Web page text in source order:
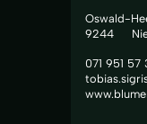
Oswald-
9244
071 951 57